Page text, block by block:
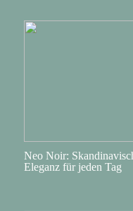
Neo Noir:
Eleganz für jeden Tag